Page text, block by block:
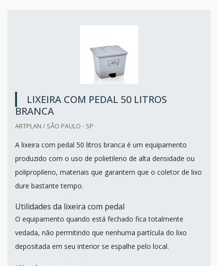
LIXEIRA COM PEDAL 50 LITROS
BRANCA
ARTPLAN / SÃO PAULO - SP
A lixeira com pedal 50 litros branca é um equipamento
produzido com o uso de polietileno de alta densidade ou
polipropileno, materiais que garantem que o coletor de lixo
dure bastante tempo.
Utilidades da lixeira com pedal
O equipamento quando está fechado fica totalmente
vedada, não permitindo que nenhuma partícula do lixo
depositada em seu interior se espalhe pelo local.